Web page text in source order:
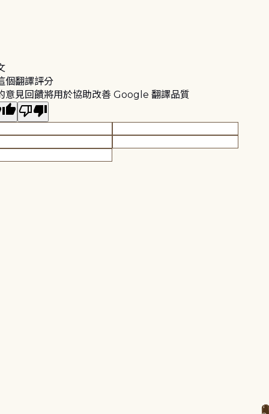
個翻譯評分
意見回饋將用於協助改善 Google 翻譯品質